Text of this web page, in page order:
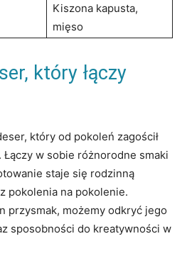
Kiszona kapusta,
mięso
który łączy
który od pokoleń zagościł
Łączy w sobie różnorodne smaki
staje się rodzinną
pokolenia na pokolenie.
przysmak, możemy odkryć jego
sposobności do kreatywności w